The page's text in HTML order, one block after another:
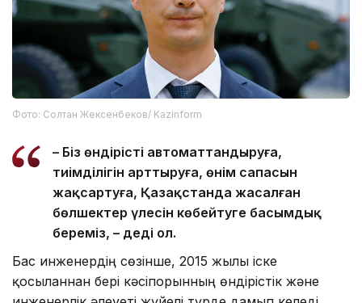
Фото: Солтан Жексенбеков/ Kazinform
– Біз өндірісті автоматтандыруға,
тиімділігін арттыруға, өнім сапасын
жақсартуға, Қазақстанда жасалған
бөлшектер үлесін көбейтуге басымдық
береміз, – деді ол.
Бас инженердің сөзінше, 2015 жылы іске
қосылғаннан бері кәсіпорынның өндірістік және